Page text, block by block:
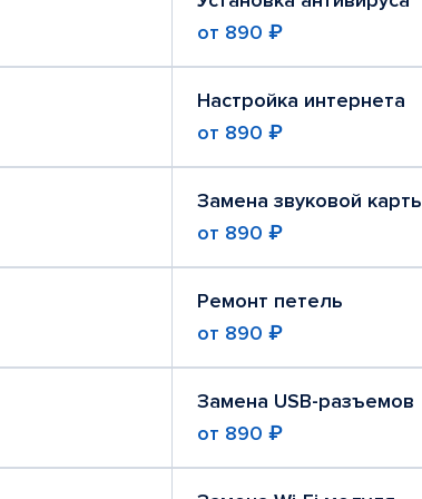
от 890 ₽
Настройка интернета
от 890 ₽
Замена звуковой
от 890 ₽
Ремонт петель
от 890 ₽
Замена USB-разъемов
от 890 ₽